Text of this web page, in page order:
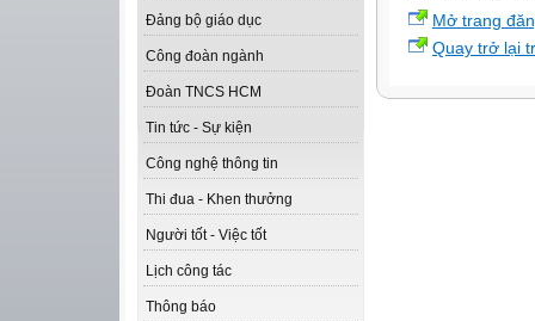
Đảng bộ giáo dục
Công đoàn ngành
Đoàn TNCS HCM
Tin tức - Sự kiện
Công nghệ thông tin
Thi đua - Khen thưởng
Người tốt - Việc tốt
Lịch công tác
Thông báo
Mở trang
Quay trở lại